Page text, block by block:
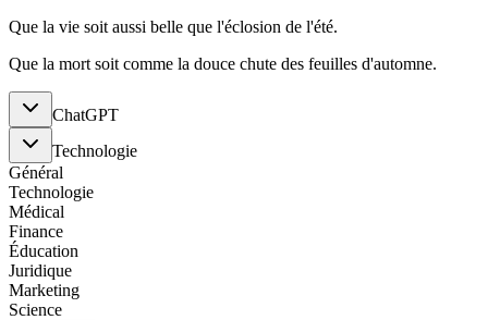
Que la vie soit aussi belle que l'éclosion de l'été.
Que la mort soit comme la douce chute des feuilles d'automne.
ChatGPT
Technologie
Général
Technologie
Médical
Finance
Éducation
Juridique
Marketing
Science